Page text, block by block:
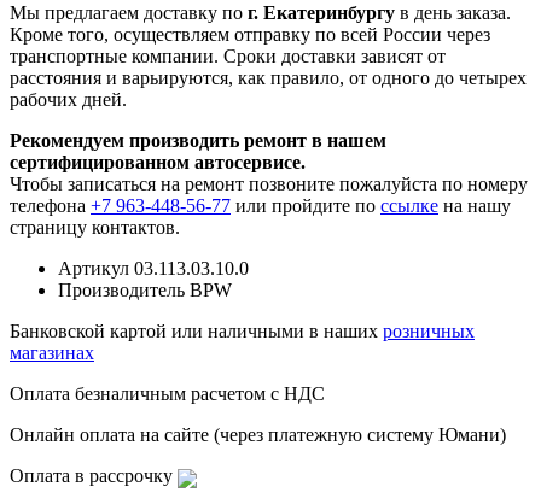
Мы предлагаем доставку по г. Екатеринбургу в день заказа.
Кроме того, осуществляем отправку по всей России через
транспортные компании. Сроки доставки зависят от
расстояния и варьируются, как правило, от одного до четырех
рабочих дней.
Рекомендуем производить ремонт в нашем
сертифицированном автосервисе.
Чтобы записаться на ремонт позвоните пожалуйста по номеру
телефона +7 963-448-56-77 или пройдите по ссылке на нашу
страницу контактов.
Артикул 03.113.03.10.0
Производитель BPW
Банковской картой или наличными в наших розничных
магазинах
Оплата безналичным расчетом с НДС
Онлайн оплата на сайте (через платежную систему Юмани)
Оплата в рассрочку